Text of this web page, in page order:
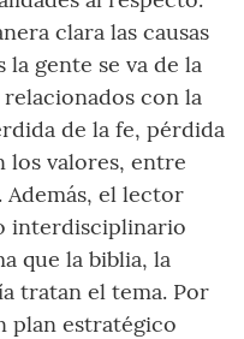
clara las causas
la gente se va de la
con la
de la fe, pérdida
los valores, entre
el lector
interdisciplinario
que la biblia, la
tratan el tema. Por
plan estratégico